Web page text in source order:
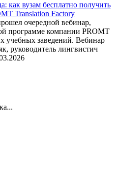
как вузам бесплатно получить
Translation Factory
очередной вебинар,
программе компании PROMT
учебных заведений. Вебинар
руководитель лингвистич